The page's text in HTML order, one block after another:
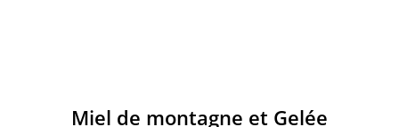
Miel de montagne et Gelée